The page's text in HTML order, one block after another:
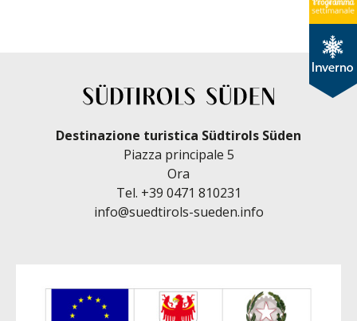
Destinazione turistica Südtirols Süden
Piazza principale 5
Ora
Tel. +39 0471 810231
info@suedtirols-sueden.info